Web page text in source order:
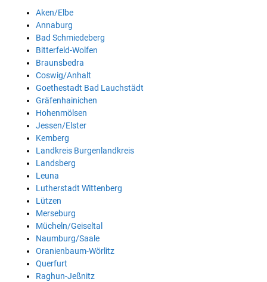
Aken/Elbe
Annaburg
Bad Schmiedeberg
Bitterfeld-Wolfen
Braunsbedra
Coswig/Anhalt
Goethestadt Bad Lauchstädt
Gräfenhainichen
Hohenmölsen
Jessen/Elster
Kemberg
Landkreis Burgenlandkreis
Landsberg
Leuna
Lutherstadt Wittenberg
Lützen
Merseburg
Mücheln/Geiseltal
Naumburg/Saale
Oranienbaum-Wörlitz
Querfurt
Raghun-Jeßnitz